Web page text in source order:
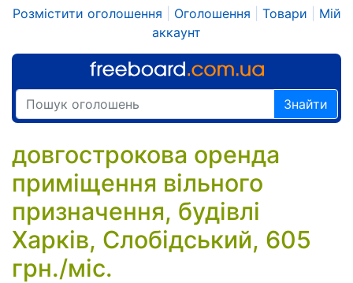
Розмістити оголошення Оголошення Товари
Мій
аккаунт
Знайти
довгострокова оренда
приміщення вільного
призначення, будівлі
Харків, Слобідський, 605
грн./міс.